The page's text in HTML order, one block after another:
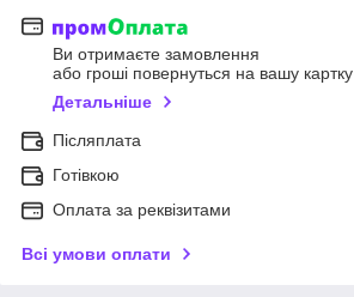
Ви отримаєте замовлення
або гроші повернуться на вашу картку
Детальніше
Післяплата
Готівкою
Оплата за реквізитами
Всі умови оплати